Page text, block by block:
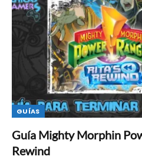
GUÍAS
Guía Mighty Morphin
Rewind